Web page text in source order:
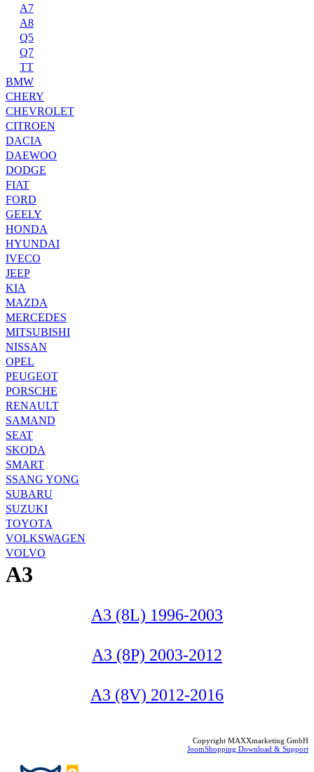
A7
A8
Q5
Q7
TT
BMW
CHERY
CHEVROLET
CITROEN
DACIA
DAEWOO
DODGE
FIAT
FORD
GEELY
HONDA
HYUNDAI
IVECO
JEEP
KIA
MAZDA
MERCEDES
MITSUBISHI
NISSAN
OPEL
PEUGEOT
PORSCHE
RENAULT
SAMAND
SEAT
SKODA
SMART
SSANG YONG
SUBARU
SUZUKI
TOYOTA
VOLKSWAGEN
VOLVO
A3
A3 (8L) 1996-2003
A3 (8P) 2003-2012
A3 (8V) 2012-2016
Copyright MAXXmarketing GmbH
JoomShopping Download & Support